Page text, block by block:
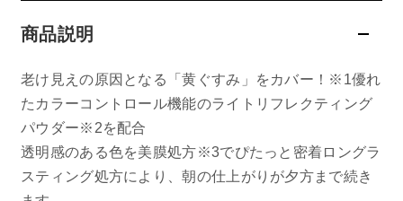
商品説明
老け見えの原因となる「黄ぐすみ」をカバー！※1優れ
たカラーコントロール機能のライトリフレクティング
パウダー※2を配合
透明感のある色を美膜処方※3でぴたっと密着ロングラ
スティング処方により、朝の仕上がりが夕方まで続き